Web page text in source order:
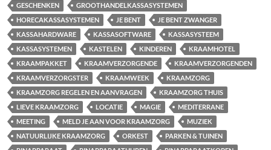
GESCHENKEN
GROOTHANDELKASSASYSTEMEN
HORECAKASSASYSTEMEN
JE BENT
JE BENT ZWANGER
KASSAHARDWARE
KASSASOFTWARE
KASSASYSTEEM
KASSASYSTEMEN
KASTELEN KINDEREN
KRAAMHOTEL
KRAAMPAKKET
KRAAMVERZORGENDE
KRAAMVERZORGENDEN
KRAAMVERZORGSTER
KRAAMWEEK
KRAAMZORG
KRAAMZORG REGELEN EN AANVRAGEN
KRAAMZORG THUIS
LIEVE KRAAMZORG
LOCATIE MAGIE
MEDITERRANE
MEETING
MELD JE AAN VOOR KRAAMZORG
MUZIEK
NATUURLIJKE KRAAMZORG
ORKEST
PARKEN & TUINEN